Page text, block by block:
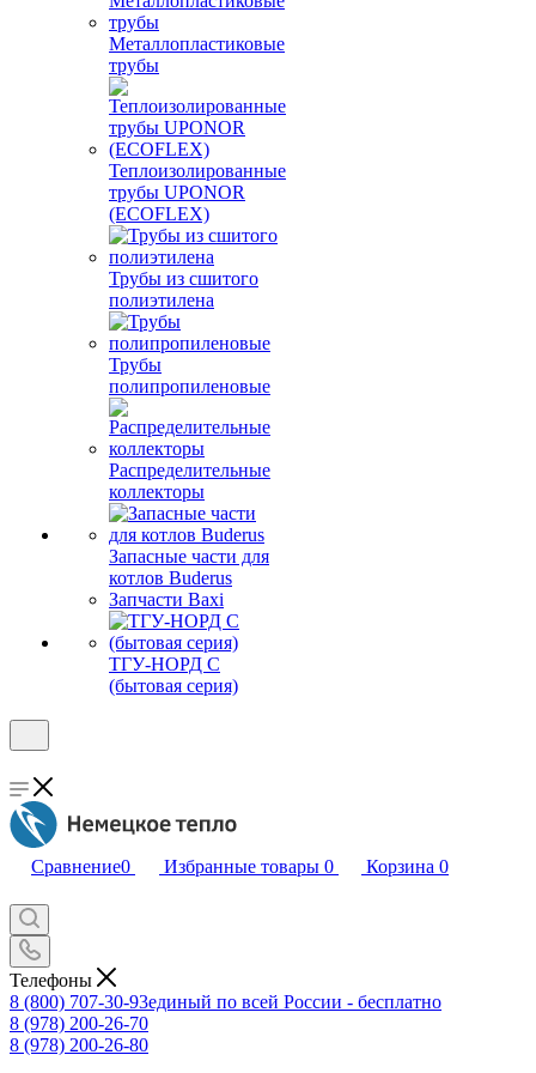
Металлопластиковые
трубы
Теплоизолированные
трубы UPONOR
(ECOFLEX)
Трубы из сшитого
полиэтилена
Трубы
полипропиленовые
Распределительные
коллекторы
Запасные части для
котлов Buderus
Запчасти Baxi
ТГУ-НОРД С
(бытовая серия)
Сравнение0 Избранные товары 0 Корзина 0
Телефоны
8 (800) 707-30-93единый по всей России - бесплатно
8 (978) 200-26-70
8 (978) 200-26-80